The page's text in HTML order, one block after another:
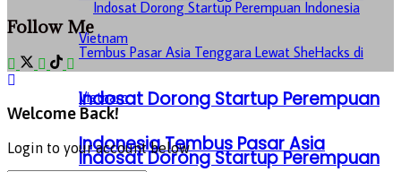
Indosat Dorong Startup Perempuan
Indonesia Tembus Pasar Asia
Indosat Dorong Startup Perempuan
Follow Me
Welcome Back!
Login to your account below